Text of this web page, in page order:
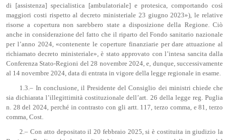
di [assistenza] specialistica [ambulatoriale] e protesica, comportando così
maggiori costi rispetto al decreto ministeriale 23 giugno 2023»), le relative
risorse a copertura non sarebbero state a disposizione della Regione. Ciò
anche in considerazione del fatto che il riparto del Fondo sanitario nazionale
per l’anno 2024, «contenente le coperture finanziarie per dare attuazione al
richiamato decreto ministeriale», è stato approvato con l’intesa sancita dalla
Conferenza Stato-Regioni del 28 novembre 2024, e, dunque, successivamente
al 14 novembre 2024, data di entrata in vigore della legge regionale in esame.
1.3.– In conclusione, il Presidente del Consiglio dei ministri chiede che
sia dichiarata l’illegittimità costituzionale dell’art. 26 della legge reg. Puglia
n. 28 del 2024, perché in contrasto con gli artt. 117, terzo comma, e 81, terzo
comma, Cost.
2.– Con atto depositato il 20 febbraio 2025, si è costituita in giudizio la